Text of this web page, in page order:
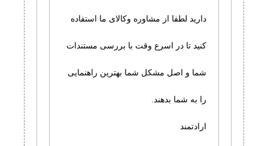
دارید لطفا از مشاوره وکالای ما استفاده
کنید تا در اسرع وقت با بررسی مستندات
شما و اصل مشکل شما بهترین راهنمایی
را به شما بدهند.
ارادتمند